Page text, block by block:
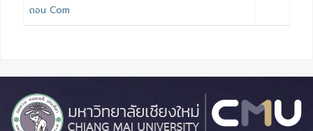
ถอน Com